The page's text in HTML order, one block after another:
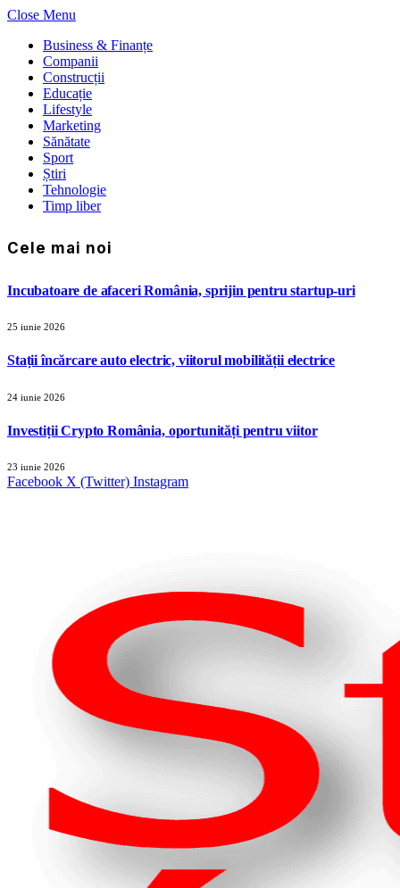
Close Menu
Business & Finanțe
Companii
Construcții
Educație
Lifestyle
Marketing
Sănătate
Sport
Știri
Tehnologie
Timp liber
Cele mai noi
Incubatoare de afaceri România, sprijin pentru startup-uri
25 iunie 2026
Stații încărcare auto electric, viitorul mobilității electrice
24 iunie 2026
Investiții Crypto România, oportunități pentru viitor
23 iunie 2026
Facebook X (Twitter) Instagram